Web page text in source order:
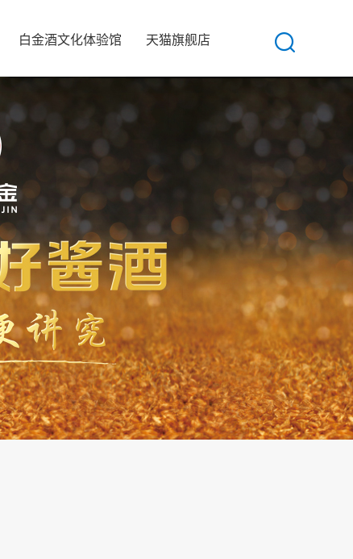
白金酒文化体验馆 天猫旗舰店